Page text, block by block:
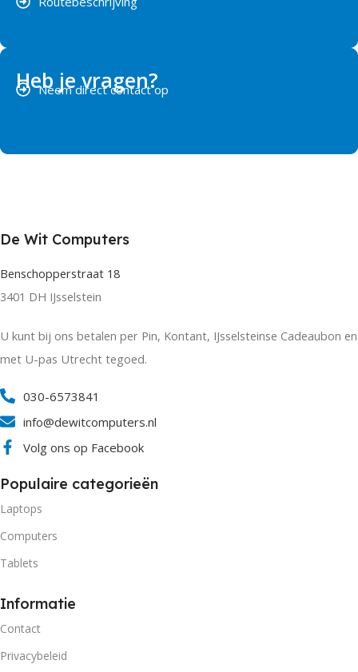
Heb je vragen?
Neem direct contact op
De Wit Computers
Benschopperstraat 18
3401 DH IJsselstein
U kunt bij ons betalen per Pin, Kontant, IJsselsteinse Cadeaubon en
met U-pas Utrecht tegoed.
030-6573841
info@dewitcomputers.nl
Volg ons op Facebook
Populaire categorieën
Laptops
Computers
Tablets
Informatie
Contact
Privacybeleid